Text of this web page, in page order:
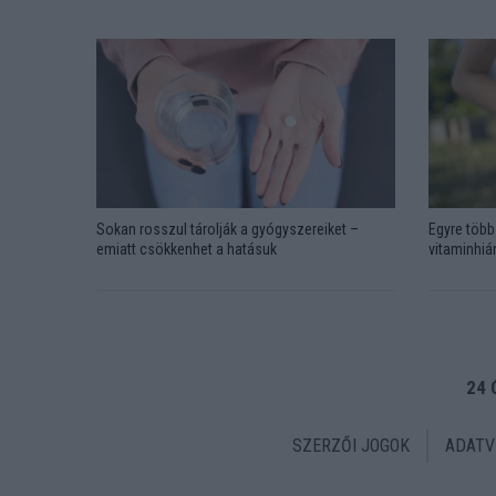
Sokan rosszul tárolják a gyógyszereiket –
emiatt csökkenhet a hatásuk
Egyre
24
SZERZŐI JOGOK